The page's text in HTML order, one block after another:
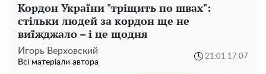
Кордон України "тріщить по швах":
стільки людей за кордон ще не
виїжджало – і це щодня
Игорь Верховский
Всі матеріали автора
21:01 17.07